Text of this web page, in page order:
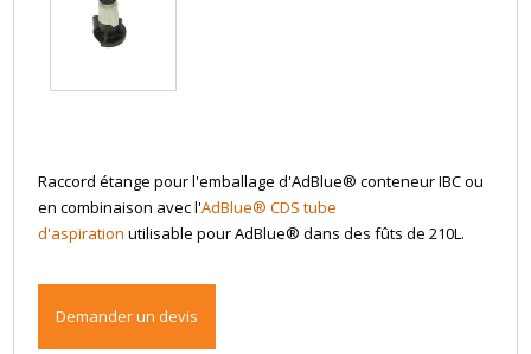
Raccord étange pour l'emballage d'AdBlue® conteneur IBC ou
en combinaison avec l'AdBlue® CDS tube
d'aspiration utilisable pour AdBlue® dans des fûts de 210L.
Demander un devis